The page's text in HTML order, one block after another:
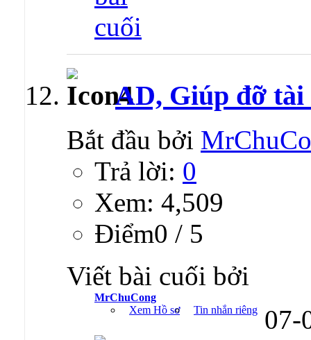
AD, Giúp đỡ
Bắt đầu bởi
Trả lời: 0
Xem: 4,509
Ðiểm0 / 5
Viết bài cuối bởi
MrChuCong
Xem Hồ sơ
Tin nhắn riêng 07-